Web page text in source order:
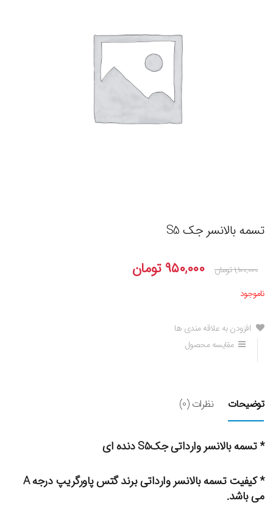
تسمه بالانسر جک S5
۱,۱۰۰,۰۰۰تومان ۹۵۰,۰۰۰ تومان
ناموجود
افزودن به علاقه مندی ها
مقایسه محصول
توضیحات نظرات (0)
* تسمه بالانسر وارداتی جکS5 دنده ای
* کیفیت تسمه بالانسر وارداتی برند گتس پاورگریپ درجه A
می باشد.